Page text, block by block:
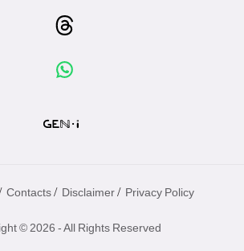
Contacts / Disclaimer / Privacy Policy
© 2026 - All Rights Reserved